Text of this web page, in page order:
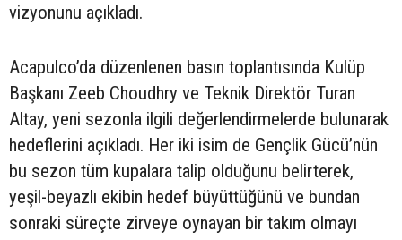
vizyonunu açıkladı.
Acapulco’da düzenlenen basın toplantısında Kulüp
Başkanı Zeeb Choudhry ve Teknik Direktör Turan
Altay, yeni sezonla ilgili değerlendirmelerde bulunarak
hedeflerini açıkladı. Her iki isim de Gençlik Gücü’nün
bu sezon tüm kupalara talip olduğunu belirterek,
yeşil-beyazlı ekibin hedef büyüttüğünü ve bundan
sonraki süreçte zirveye oynayan bir takım olmayı